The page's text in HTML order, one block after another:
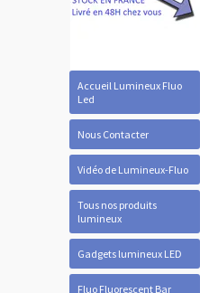
Accueil Lumineux Fluo
Led
Nous Contacter
Vidéo de Lumineux-Fluo
Tous nos produits
lumineux
Gadgets lumineux LED
Fluo Fluorescent Bar